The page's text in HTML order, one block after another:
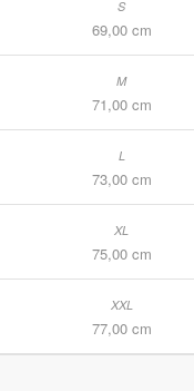
69,00 cm
71,00 cm
73,00 cm
75,00 cm
77,00 cm